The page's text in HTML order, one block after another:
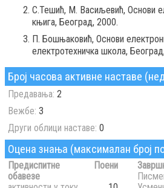
С.Тешић, М. Васиљевић, Основи
књига, Београд, 2000.
П. Бошњаковић, Основи
електротехничка школа,
Број часова активне наставе
Предавања: 2
Вежбе: 3
Други облици наставе: 0
Оцена знања (максималан број
Предиспитне
обавезе
Поени